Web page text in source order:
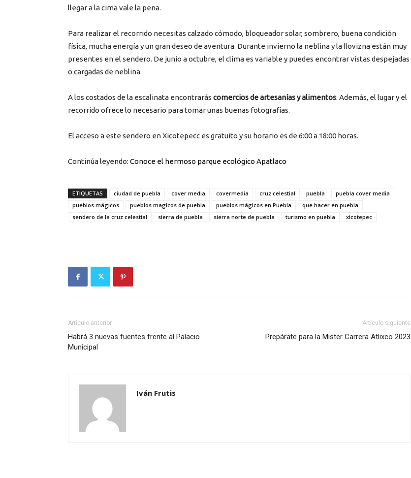
llegar a la cima vale la pena.
Para realizar el recorrido necesitas calzado cómodo, bloqueador solar, sombrero, buena condición
física, mucha energía y un gran deseo de aventura. Durante invierno la neblina y la llovizna están muy
presentes en el sendero. De junio a octubre, el clima es variable y puedes encontrar vistas despejadas
o cargadas de neblina.
A los costados de la escalinata encontrarás comercios de artesanías y alimentos. Además, el lugar y el
recorrido ofrece lo necesario para tomar unas buenas fotografías.
El acceso a este sendero en Xicotepecc es gratuito y su horario es de 6:00 a 18:00 horas.
Continúa leyendo: Conoce el hermoso parque ecológico Apatlaco
ETIQUETAS ciudad de puebla cover media covermedia cruz celestial puebla
puebla cover media
pueblos mágicos
pueblos magicos de puebla pueblos mágicos en Puebla
que hacer en puebla
sendero de la cruz celestial
sierra de puebla sierra norte de puebla turismo en puebla xicotepec
Artículo anterior
Habrá 3 nuevas fuentes frente al Palacio
Municipal
Artículo siguiente
Prepárate para la Mister Carrera Atlixco 2023
Iván Frutis